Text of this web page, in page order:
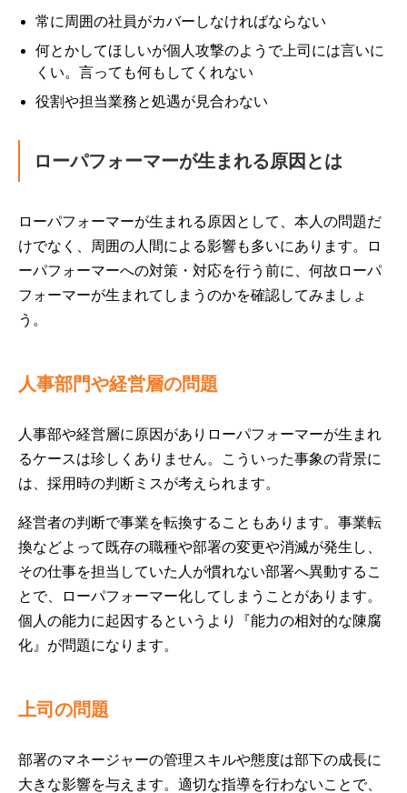
常に周囲の社員がカバーしなければならない
何とかしてほしいが個人攻撃のようで上司には言いに
くい。言っても何もしてくれない
役割や担当業務と処遇が見合わない
ローパフォーマーが生まれる原因とは
ローパフォーマーが生まれる原因として、本人の問題だ
けでなく、周囲の人間による影響も多いにあります。ロ
ーパフォーマーへの対策・対応を行う前に、何故ローパ
フォーマーが生まれてしまうのかを確認してみましょ
う。
人事部門や経営層の問題
人事部や経営層に原因がありローパフォーマーが生まれ
るケースは珍しくありません。こういった事象の背景に
は、採用時の判断ミスが考えられます。
経営者の判断で事業を転換することもあります。事業転
換などよって既存の職種や部署の変更や消滅が発生し、
その仕事を担当していた人が慣れない部署へ異動するこ
とで、ローパフォーマー化してしまうことがあります。
個人の能力に起因するというより『能力の相対的な陳腐
化』が問題になります。
上司の問題
部署のマネージャーの管理スキルや態度は部下の成長に
大きな影響を与えます。適切な指導を行わないことで、